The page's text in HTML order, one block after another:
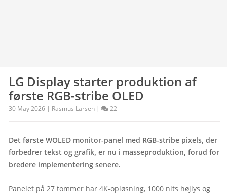
LG Display starter produktion af
første RGB-stribe OLED
30 May 2026 | Rasmus Larsen | 22
Det første WOLED monitor-panel med RGB-stribe pixels, der
forbedrer tekst og grafik, er nu i masseproduktion, forud for
bredere implementering senere.
Panelet på 27 tommer har 4K-opløsning, 1000 nits højlys og